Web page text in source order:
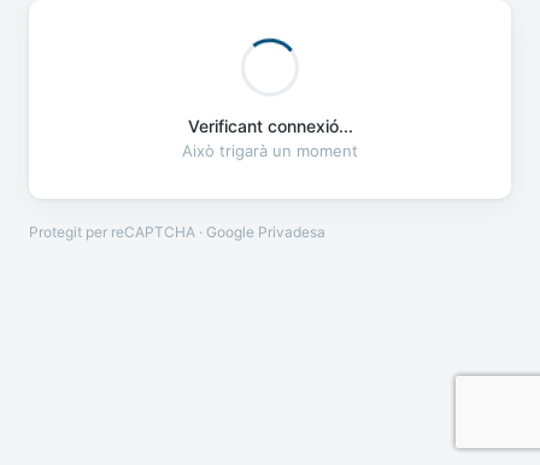
Verificant connexió...
Això trigarà un moment
Protegit per reCAPTCHA · Google Privadesa